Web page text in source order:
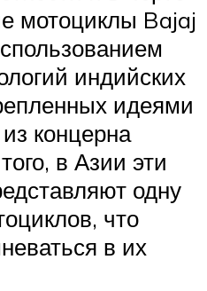
мотоциклы Bajaj
индийских
идеями
концерна
в Азии эти
одну
что
в их